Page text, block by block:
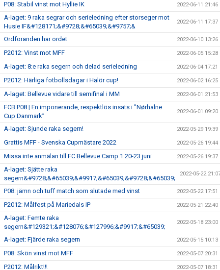
P08: Stabil vinst mot Hyllie IK 2022-06-11 21:46
A-laget: 9 raka segrar och serieledning efter storseger mot
Husie IF&#128171;&#9728;&#65039;&#9757;&
2022-06-11 17:37
Ordföranden har ordet 2022-06-10 13:26
P2012: Vinst mot MFF 2022-06-05 15:28
A-laget: 8:e raka segern och delad serieledning 2022-06-04 17:21
P2012: Härliga fotbollsdagar i Halör cup! 2022-06-02 16:25
A-laget: Bellevue vidare till semifinal i MM 2022-06-01 21:53
FCB P08 | En imponerande, respektlös insats i ”Nørhalne
Cup Danmark”
2022-06-01 09:20
A-laget: Sjunde raka segern! 2022-05-29 19:39
Grattis MFF - Svenska Cupmästare 2022 2022-05-26 19:44
Missa inte anmälan till FC Bellevue Camp 1 20-23 juni 2022-05-26 19:37
A-laget: Sjätte raka
segern&#9728;&#65039;&#9917;&#65039;&#9728;&#65039;
2022-05-22
P08: jämn och tuff match som slutade med vinst 2022-05-22 17:51
P2012: Målfest på Mariedals IP 2022-05-21 22:40
A-laget: Femte raka
segern&#129321;&#128076;&#127996;&#9917;&#65039;
2022-05-18 23:00
A-laget: Fjärde raka segern 2022-05-15 10:13
P08: Skön vinst mot MFF 2022-05-07 20:31
P2012: Målrikt!!! 2022-05-07 18:31